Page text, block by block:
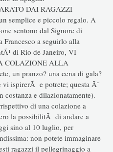
DAI RAGAZZI
semplice e piccolo regalo. A
sentono dal Signore di
Francesco a seguirlo alla
di Rio de Janeiro, VI
COLAZIONE ALLA
un pranzo? una cena di gala?
ispirerÃ e potrete; questa Ã¨
costanza e dilazionatamente).
di una colazione a
la possibilitÃ di andare a
sino al 10 luglio, per
non potete immaginare
ragazzi il pellegrinaggio a